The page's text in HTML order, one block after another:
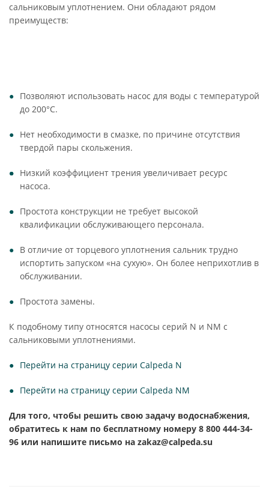
сальниковым уплотнением. Они обладают рядом
преимуществ:
Позволяют использовать насос для воды с температурой
до 200°C.
Нет необходимости в смазке, по причине отсутствия
твердой пары скольжения.
Низкий коэффициент трения увеличивает ресурс
насоса.
Простота конструкции не требует высокой
квалификации обслуживающего персонала.
В отличие от торцевого уплотнения сальник трудно
испортить запуском «на сухую». Он более неприхотлив в
обслуживании.
Простота замены.
К подобному типу относятся насосы серий N и NM с
сальниковыми уплотнениями.
Перейти на страницу серии Calpeda N
Перейти на страницу серии Calpeda NM
Для того, чтобы решить свою задачу водоснабжения,
обратитесь к нам по бесплатному номеру 8 800 444-34-
96 или напишите письмо на zakaz@calpeda.su